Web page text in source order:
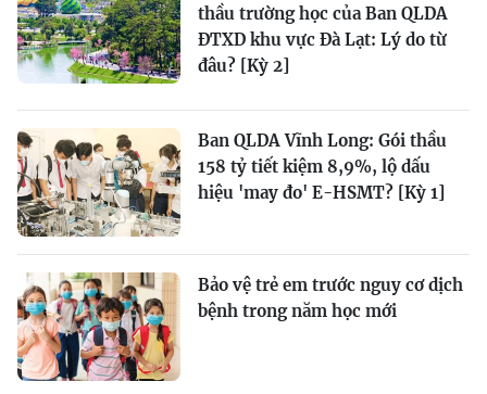
thầu trường học của Ban QLDA
ĐTXD khu vực Đà Lạt: Lý do từ
đâu? [Kỳ 2]
Ban QLDA Vĩnh Long: Gói thầu
158 tỷ tiết kiệm 8,9%, lộ dấu
hiệu 'may đo' E-HSMT? [Kỳ 1]
Bảo vệ trẻ em trước nguy cơ dịch
bệnh trong năm học mới